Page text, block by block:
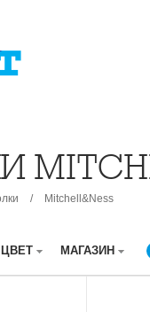
/ Mitchell&Ness
ЦВЕТ МАГАЗИН